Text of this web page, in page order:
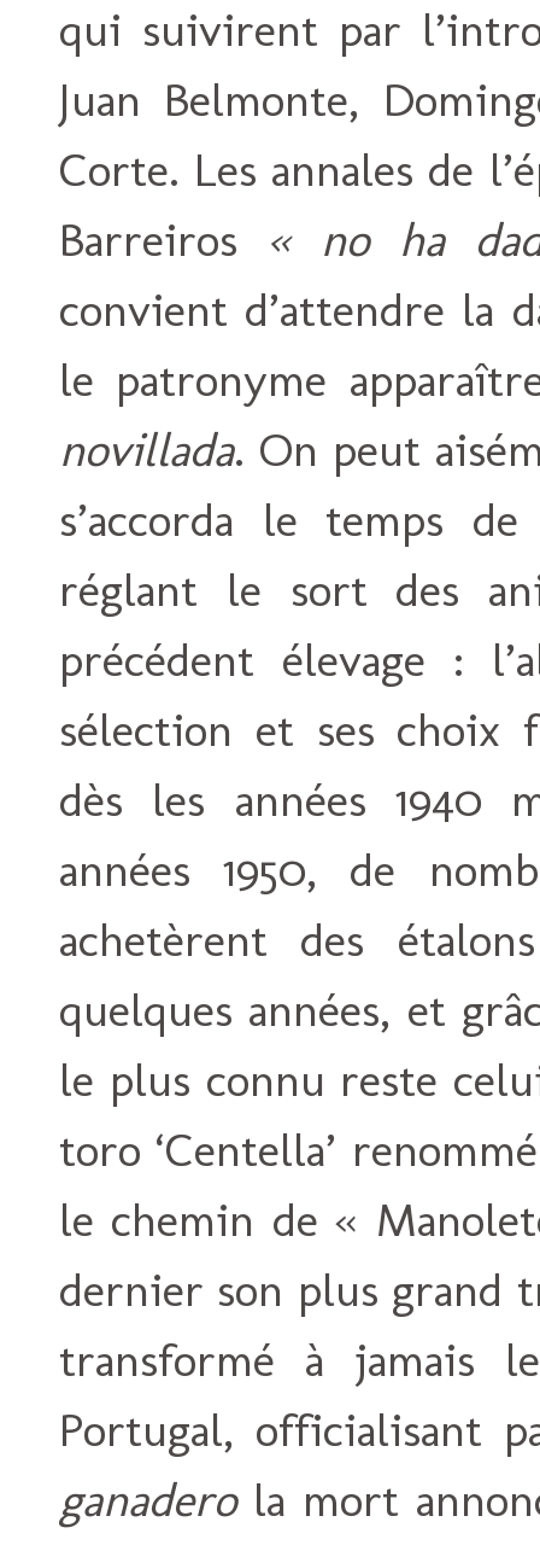
qui suivirent par
Juan Belmonte,
Corte. Les annales de
Barreiros « no ha
convient d’attendre la
le patronyme
novillada. On peut
s’accorda le temps
réglant le sort des
précédent élevage :
sélection et ses choix
dès les années 1940
années 1950, de
achetèrent des
quelques années, et
le plus connu reste
toro ‘Centella’
le chemin de «
dernier son plus grand
transformé à jamais
Portugal, officialisant
ganaderola mort